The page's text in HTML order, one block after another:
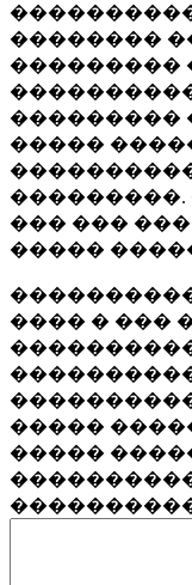
��������
���������
���������
�����
���������.
��� ���
�����
���� � ���
�����
�����